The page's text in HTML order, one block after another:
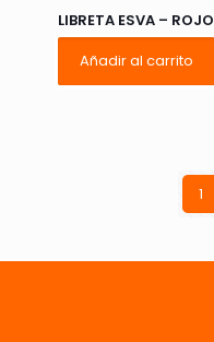
LIBRETA ESVA – ROJO
Añadir al carrito
1